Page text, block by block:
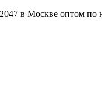
в Москве оптом по